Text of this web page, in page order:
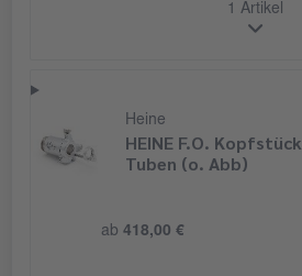
1 Artikel
Heine
HEINE F.O.
Tuben (o. Abb)
ab 418,00 €